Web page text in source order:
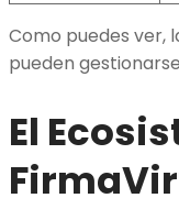
Como puedes ver,
pueden
El